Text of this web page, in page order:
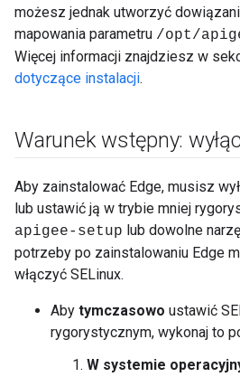
możesz jednak utworzyć
mapowania parametru /opt/
Więcej informacji znajdziesz w
dotyczące instalacji.
Warunek wstępny:
Aby zainstalować Edge, musisz
lub ustawić ją w trybie mniej
apigee-setup lub dowolne
potrzeby po zainstalowaniu Edge
włączyć SELinux.
Aby tymczasowo ustawić
rygorystycznym, wykonaj to
W systemie